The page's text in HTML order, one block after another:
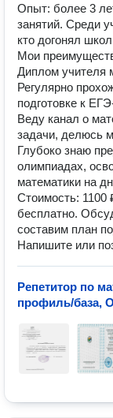
Опыт: более 3
занятий. Среди
кто догонял
Мои
Диплом учителя
Регулярно
подготовке к
Веду канал о
задачи, делюсь
Глубоко знаю
олимпиадах,
математики на
Стоимость: 1100
бесплатно.
составим план
Напишите или
Репетитор по
профиль/база,